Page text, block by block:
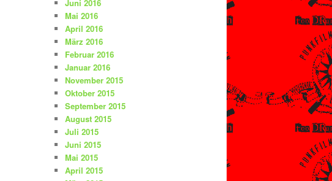
Juni 2016
Mai 2016
April 2016
März 2016
Februar 2016
Januar 2016
November 2015
Oktober 2015
September 2015
August 2015
Juli 2015
Juni 2015
Mai 2015
April 2015